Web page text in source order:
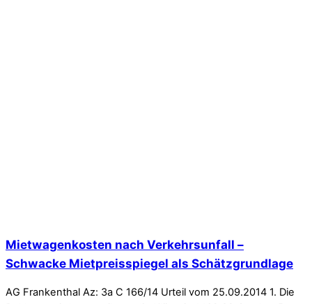
Mietwagenkosten nach Verkehrsunfall –
Schwacke Mietpreisspiegel als Schätzgrundlage
AG Frankenthal Az: 3a C 166/14 Urteil vom 25.09.2014 1. Die